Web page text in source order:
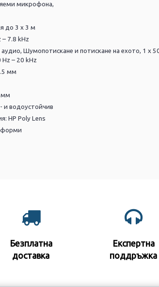
микрофона,
до 3 x 3 м
– 7.8 kHz
аудио, Шумопотискане и потискане на ехото, 1 x
Hz – 20 kHz
мм
мм
и водоустойчив
HP Poly Lens
Безплатна
доставка
Експертна
поддръжка